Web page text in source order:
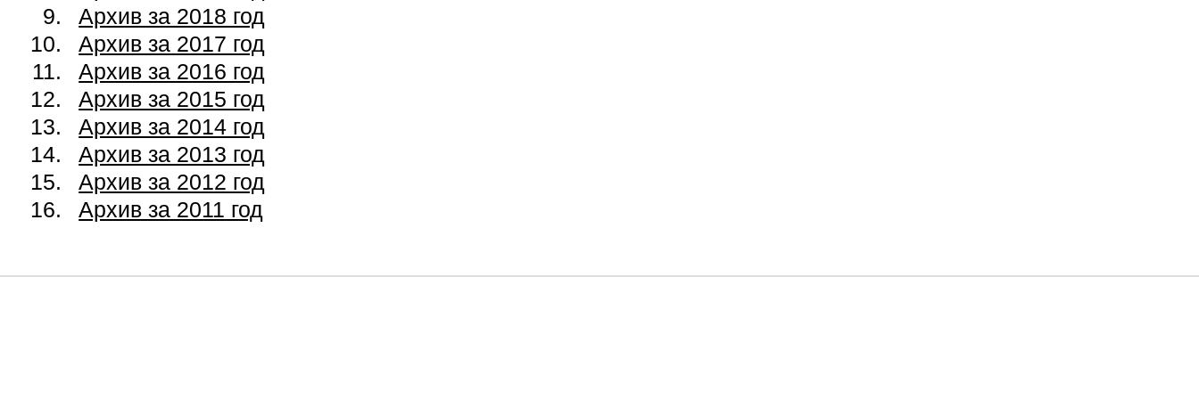
Архив за 2018 год
Архив за 2017 год
Архив за 2016 год
Архив за 2015 год
Архив за 2014 год
Архив за 2013 год
Архив за 2012 год
Архив за 2011 год